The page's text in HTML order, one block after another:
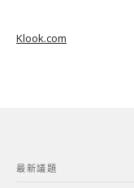
Klook.com
最新議題